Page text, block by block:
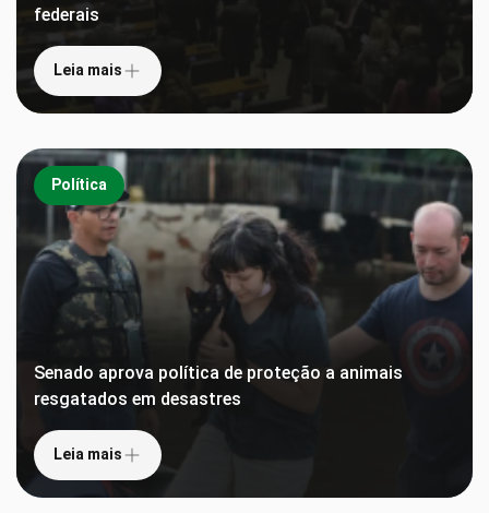
federais
Leia mais
Política
Senado aprova política de proteção a animais
resgatados em desastres
Leia mais